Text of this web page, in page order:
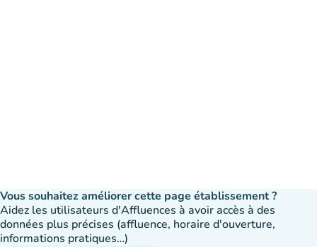
Vous souhaitez améliorer cette page établissement ?
Aidez les utilisateurs d'Affluences à avoir accès à des
données plus précises (affluence, horaire d'ouverture,
informations pratiques…)